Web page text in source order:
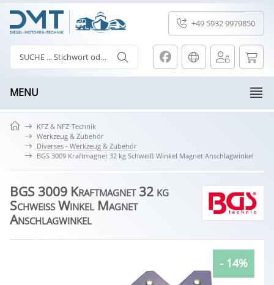
+49 5932 9979850
MENU
KFZ & NFZ-Technik
Werkzeug & Zubehör
Diverses - Werkzeug & Zubehör
BGS 3009 Kraftmagnet 32 kg Schweiß Winkel Magnet Anschlagwinkel
BGS 3009 Kraftmagnet 32 kg
Schweiß Winkel Magnet
Anschlagwinkel
- 14%